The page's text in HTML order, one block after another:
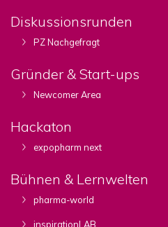
Diskussionsrunden
PZ Nachgefragt
Gründer & Start-ups
Newcomer Area
Hackaton
expopharm next
Bühnen & Lernwelten
pharma-world
inspirationLAB